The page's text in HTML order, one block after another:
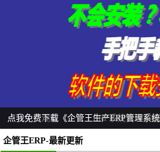
点我免费学习《企管王ERP软件安装-方
点我免费观看《企管王ERP系统真人实
点我免费下载《企管王生产ERP管理系
企管王ERP-最新更新